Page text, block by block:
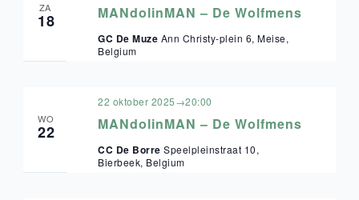
ZA
18 MANdolinMAN – De Wolfmens
GC De Muze Ann Christy-plein 6, Meise,
Belgium
WO
22 MANdolinMAN – De Wolfmens
22 oktober 2025→20:00
CC De BorreSpeelpleinstraat 10,
Bierbeek, Belgium